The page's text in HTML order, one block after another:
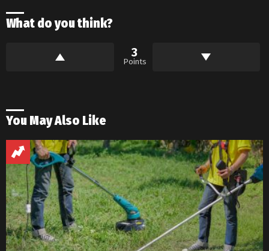
What do you think?
3
Points
You May Also Like